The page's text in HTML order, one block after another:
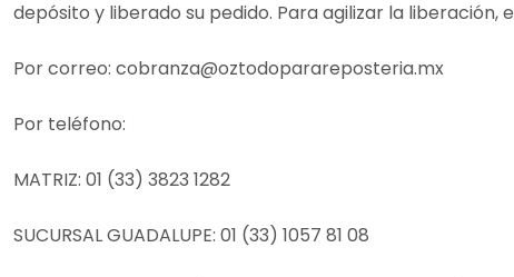
depósito y liberado su pedido. Para agilizar la liberación,
Por correo: cobranza@oztodoparareposteria.mx
Por teléfono:
MATRIZ: 01 (33) 3823 1282
SUCURSAL GUADALUPE: 01 (33) 1057 81 08